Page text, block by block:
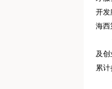
开发
海西
集
及
累计
集